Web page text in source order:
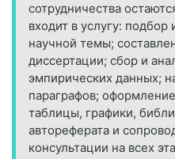
сотрудничества
входит в услугу:
научной темы;
диссертации; сбор и
эмпирических данных;
параграфов;
таблицы, графики,
автореферата и
консультации на всех